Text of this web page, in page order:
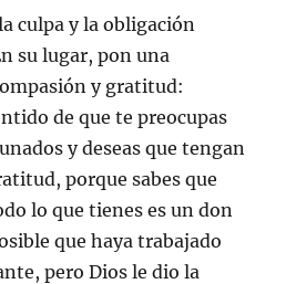
culpa y la obligación
su lugar, pon una
y gratitud:
de que te preocupas
y deseas que tengan
porque sabes que
lo que tienes es un don
que haya trabajado
pero Dios le dio la